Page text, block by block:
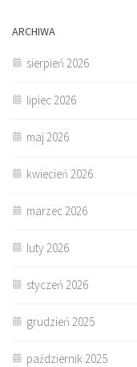
ARCHIWA
sierpień 2026
lipiec 2026
maj 2026
kwiecień 2026
marzec 2026
luty 2026
styczeń 2026
grudzień 2025
październik 2025